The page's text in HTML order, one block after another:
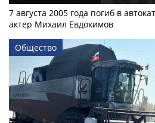
7 августа 2005 года погиб в
актер Михаил Евдокимов
Общество